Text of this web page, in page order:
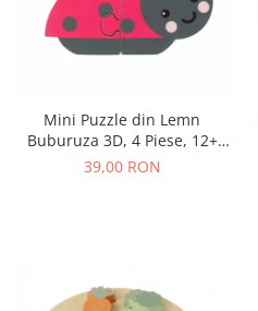
Mini Puzzle din Lemn
Buburuza 3D, 4 Piese, 12+
Luni
39,00 RON